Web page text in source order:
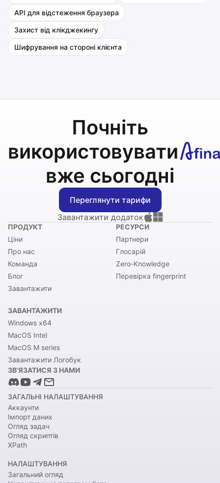
API для відстеження браузера
Захист від клікджекингу
Шифрування на стороні клієнта
Почніть
використовувати
вже сьогодні
Переглянути тарифи
Завантажити додаток
ПРОДУКТ
Ціни
Про нас
Команда
Блог
Завантажити
РЕСУРСИ
Партнери
Глосарій
Zero-Knowledge
Перевірка fingerprint
ЗАВАНТАЖИТИ
Windows x64
MacOS Intel
MacOS M series
Завантажити Логобук
ЗВ'ЯЗАТИСЯ З НАМИ
ЗАГАЛЬНІ НАЛАШТУВАННЯ
Аккаунти
Імпорт даних
Огляд задач
Огляд скриптів
XPath
НАЛАШТУВАННЯ
Загальний огляд